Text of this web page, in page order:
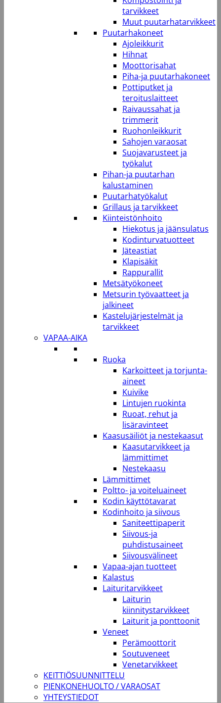
tarvikkeet
Muut puutarhatarvikkeet
Puutarhakoneet
Ajoleikkurit
Hihnat
Moottorisahat
Piha-ja puutarhakoneet
Pottiputket ja
teroituslaitteet
Raivaussahat ja
trimmerit
Ruohonleikkurit
Sahojen varaosat
Suojavarusteet ja
työkalut
Pihan-ja puutarhan
kalustaminen
Puutarhatyökalut
Grillaus ja tarvikkeet
Kiinteistönhoito
Hiekotus ja jäänsulatus
Kodinturvatuotteet
Jäteastiat
Klapisäkit
Rappurallit
Metsätyökoneet
Metsurin työvaatteet ja
jalkineet
Kastelujärjestelmät ja
tarvikkeet
VAPAA-AIKA
Ruoka
Karkoitteet ja torjunta-
aineet
Kuivike
Lintujen ruokinta
Ruoat, rehut ja
lisäravinteet
Kaasusäiliöt ja nestekaasut
Kaasutarvikkeet ja
lämmittimet
Nestekaasu
Lämmittimet
Poltto- ja voiteluaineet
Kodin käyttötavarat
Kodinhoito ja siivous
Saniteettipaperit
Siivous-ja
puhdistusaineet
Siivousvälineet
Vapaa-ajan tuotteet
Kalastus
Laituritarvikkeet
Laiturin
kiinnitystarvikkeet
Laiturit ja ponttoonit
Veneet
Perämoottorit
Soutuveneet
Venetarvikkeet
KEITTIÖSUUNNITTELU
PIENKONEHUOLTO / VARAOSAT
YHTEYSTIEDOT